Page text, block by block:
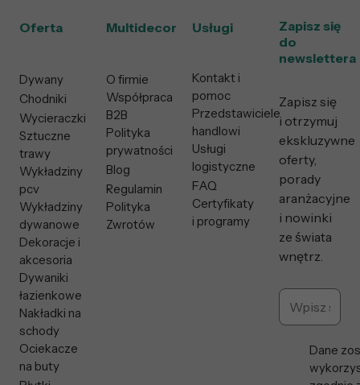
Oferta
Dywany
Chodniki
Wycieraczki
Sztuczne
trawy
Wykładziny
pcv
Wykładziny
dywanowe
Dekoracje i
akcesoria
Dywaniki
łazienkowe
Nakładki na
schody
Ociekacze
na buty
Multidecor
O firmie
Współpraca
B2B
Polityka
prywatności
Blog
Regulamin
Polityka
Zwrotów
Usługi
Kontakt i
pomoc
Przedstawiciele
handlowi
Usługi
logistyczne
FAQ
Certyfikaty
i programy
Zapisz się
do
newslettera
Zapisz się
i otrzymuj
ekskluzywne
oferty,
porady
aranżacyjne
i nowinki
ze świata
wnętrz.
Dane